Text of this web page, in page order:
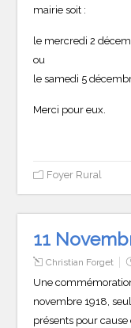
mairie soit :
le mercredi 2
ou
le samedi 5
Merci pour eux.
Foyer Rural
11
Christian Forget
Une
novembre 1918,
présents pour cause